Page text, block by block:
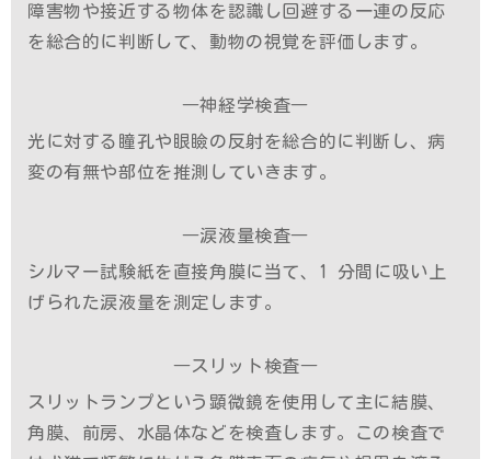
障害物や接近する物体を認識し回避する一連の反応
を総合的に判断して、動物の視覚を評価します。
―神経学検査―
光に対する瞳孔や眼瞼の反射を総合的に判断し、病
変の有無や部位を推測していきます。
―涙液量検査―
シルマー試験紙を直接角膜に当て、1 分間に吸い上
げられた涙液量を測定します。
―スリット検査―
スリットランプという顕微鏡を使用して主に結膜、
角膜、前房、水晶体などを検査します。この検査で